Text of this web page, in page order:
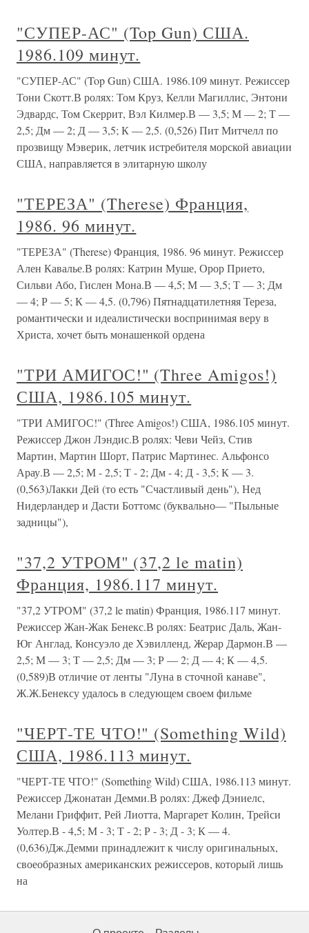
"СУПЕР-АС" (Top Gun) США.
1986.109 минут.
"СУПЕР-АС" (Top Gun) США. 1986.109 минут. Режиссер
Тони Скотт.В ролях: Том Круз, Келли Магиллис, Энтони
Эдвардс, Том Скеррит, Вэл Килмер.В — 3,5; М — 2; Т —
2,5; Дм — 2; Д — 3,5; К — 2,5. (0,526) Пит Митчелл по
прозвищу Мэверик, летчик истребителя морской авиации
США, направляется в элитарную школу
"ТЕРЕЗА" (Therese) Франция,
1986. 96 минут.
"ТЕРЕЗА" (Therese) Франция, 1986. 96 минут. Режиссер
Ален Кавалье.В ролях: Катрин Муше, Орор Прието,
Сильви Або, Гислен Мона.В — 4,5; М — 3,5; Т — 3; Дм
— 4; Р — 5; К — 4,5. (0,796) Пятнадцатилетняя Тереза,
романтически и идеалистически воспринимая веру в
Христа, хочет быть монашенкой ордена
"ТРИ АМИГОС!" (Three Amigos!)
США, 1986.105 минут.
"ТРИ АМИГОС!" (Three Amigos!) США, 1986.105 минут.
Режиссер Джон Лэндис.В ролях: Чеви Чейз, Стив
Мартин, Мартин Шорт, Патрис Мартинес. Альфонсо
Арау.В — 2,5; М - 2,5; Т - 2; Дм - 4; Д - 3,5; К — 3.
(0,563)Лакки Дей (то есть "Счастливый день"), Нед
Нидерландер и Дасти Боттомс (буквально— "Пыльные
задницы"),
"37,2 УТРОМ" (37,2 le matin)
Франция, 1986.117 минут.
"37,2 УТРОМ" (37,2 le matin) Франция, 1986.117 минут.
Режиссер Жан-Жак Бенекс.В ролях: Беатрис Даль, Жан-
Юг Англад, Консуэло де Хэвилленд, Жерар Дармон.В —
2,5; М — 3; Т — 2,5; Дм — 3; Р — 2; Д — 4; К — 4,5.
(0,589)В отличие от ленты "Луна в сточной канаве",
Ж.Ж.Бенексу удалось в следующем своем фильме
"ЧЕРТ-ТЕ ЧТО!" (Something Wild)
США, 1986.113 минут.
"ЧЕРТ-ТЕ ЧТО!" (Something Wild) США, 1986.113 минут.
Режиссер Джонатан Демми.В ролях: Джеф Дэниелс,
Мелани Гриффит, Рей Лиотта, Маргарет Колин, Трейси
Уолтер.В - 4,5; М - 3; Т - 2; Р - 3; Д - 3; К — 4.
(0,636)Дж.Демми принадлежит к числу оригинальных,
своеобразных американских режиссеров, который лишь
на